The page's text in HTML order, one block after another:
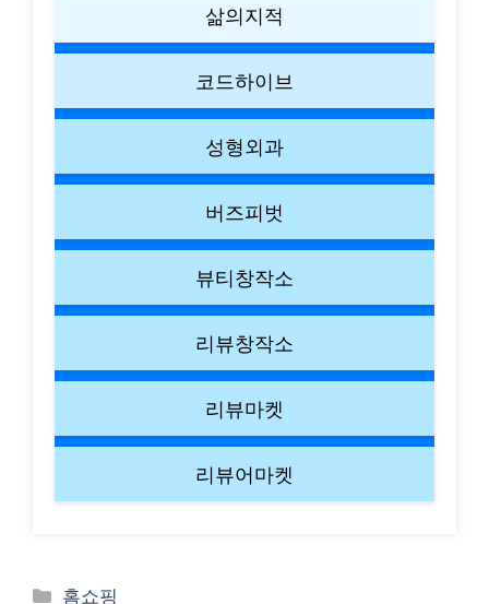
삶의지적
코드하이브
성형외과
버즈피벗
뷰티창작소
리뷰창작소
리뷰마켓
리뷰어마켓
Categories
홈쇼핑